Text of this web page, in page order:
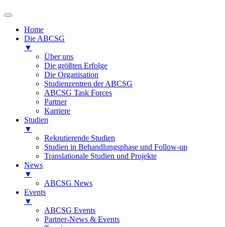
Home
Die ABCSG
▼
Über uns
Die größten Erfolge
Die Organisation
Studienzentren der ABCSG
ABCSG Task Forces
Partner
Karriere
Studien
▼
Rekrutierende Studien
Studien in Behandlungsphase und Follow-up
Translationale Studien und Projekte
News
▼
ABCSG News
Events
▼
ABCSG Events
Partner-News & Events